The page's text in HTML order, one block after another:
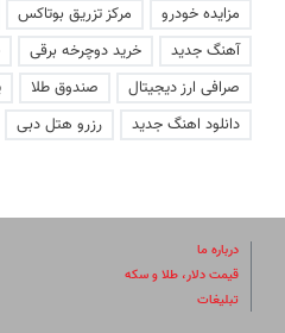
مزایده خودرو
مرکز تزریق بوتاکس
آهنگ جدید
خرید دوچرخه برقی
صرافی ارز دیجیتال
صندوق طلا
دانلود اهنگ جدید
رزرو هتل دبی
درباره ما
قیمت دلار، طلا و سکه
تبلیغات